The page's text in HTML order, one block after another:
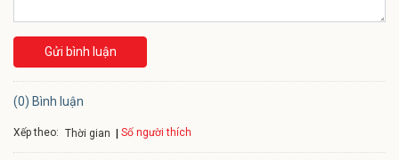
Gửi bình luận
(0) Bình luận
Xếp theo: Thời gian Số người thích